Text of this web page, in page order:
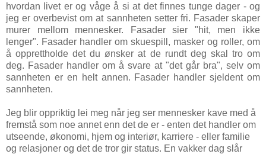
hvordan livet er og våge å si at det finnes tunge dager - og
jeg er overbevist om at sannheten setter fri. Fasader skaper
murer mellom mennesker. Fasader sier "hit, men ikke
lenger". Fasader handler om skuespill, masker og roller, om
å opprettholde det du ønsker at de rundt deg skal tro om
deg. Fasader handler om å svare at "det går bra", selv om
sannheten er en helt annen. Fasader handler sjeldent om
sannheten.
Jeg blir oppriktig lei meg når jeg ser mennesker kave med å
fremstå som noe annet enn det de er - enten det handler om
utseende, økonomi, hjem og interiør, karriere - eller familie
og relasjoner og det de tror gir status. En vakker dag slår